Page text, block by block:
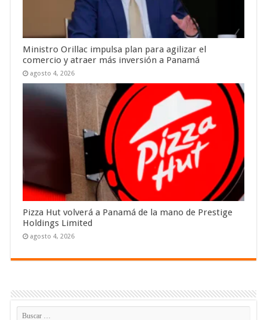
Ministro Orillac impulsa plan para agilizar el
comercio y atraer más inversión a Panamá
agosto 4, 2026
Pizza Hut volverá a Panamá de la mano de Prestige
Holdings Limited
agosto 4, 2026